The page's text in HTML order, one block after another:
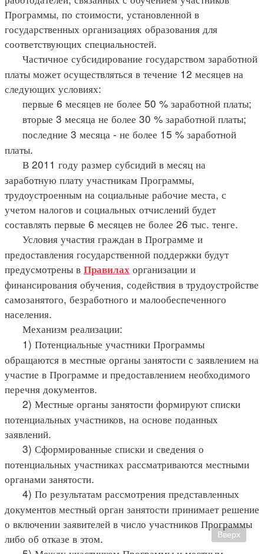
Программы, по стоимости, установленной в
государственных организациях образования для
соответствующих специальностей.
Частичное субсидирование государством заработной
платы может осуществляться в течение 12 месяцев на
следующих условиях:
первые 6 месяцев не более 50 % заработной платы;
вторые 3 месяца не более 30 % заработной платы;
последние 3 месяца - не более 15 % заработной
платы.
В 2011 году размер субсидий в месяц на
заработную плату участникам Программы,
трудоустроенным на социальные рабочие места, с
учетом налогов и социальных отчислений будет
составлять первые 6 месяцев не более 26 тыс. тенге.
Условия участия граждан в Программе и
предоставления государственной поддержки будут
предусмотрены в Правилах организации и
финансирования обучения, содействия в трудоустройстве
самозанятого, безработного и малообеспеченного
населения.
Механизм реализации:
1) Потенциальные участники Программы
обращаются в местные органы занятости с заявлением на
участие в Программе и предоставлением необходимого
перечня документов.
2) Местные органы занятости формируют списки
потенциальных участников, на основе поданных
заявлений.
3) Сформированные списки и сведения о
потенциальных участниках рассматриваются местными
органами занятости.
4) По результатам рассмотрения представленных
документов местный орган занятости принимает решение
о включении заявителей в число участников Программы
либо об отказе в этом.
Вверх